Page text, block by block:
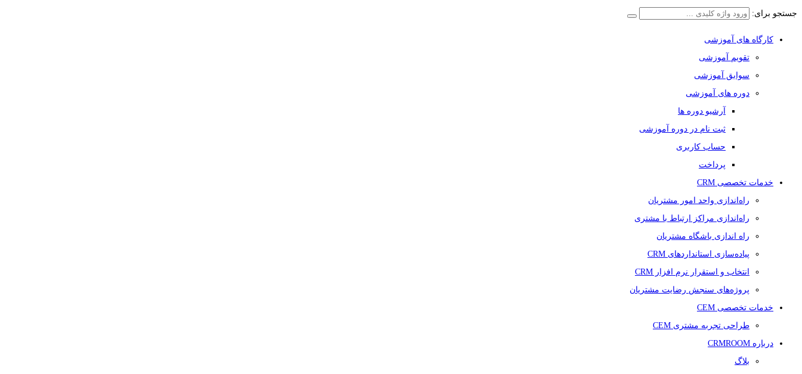
جستجو برای:
کارگاه های آموزشی
تقویم آموزشی
سوابق آموزشی
دوره های آموزشی
آرشیو دوره ها
ثبت نام در دوره آموزشی
حساب کاربری
پرداخت
خدمات تخصصی CRM
راه‌اندازی واحد امور مشتریان
راه‌اندازی مراکز ارتباط با مشتری
راه اندازی باشگاه مشتریان
پیاده‌سازی استانداردهای CRM
انتخاب و استقرار نرم افزار CRM
پروژه‌های سنجش رضایت مشتریان
خدمات تخصصی CEM
طراحی تجربه مشتری CEM
درباره CRMROOM
بلاگ